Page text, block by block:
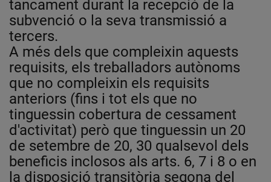
tancament durant la recepció de la
subvenció o la seva transmissió a
tercers.
A més dels que compleixin aquests
requisits, els treballadors autònoms
que no compleixin els requisits
anteriors (fins i tot els que no
tinguessin cobertura de cessament
d'activitat) però que tinguessin un 20
de setembre de 20, 30 qualsevol dels
beneficis inclosos als arts. 6, 7 i 8 o en
la disposició transitòria segona del